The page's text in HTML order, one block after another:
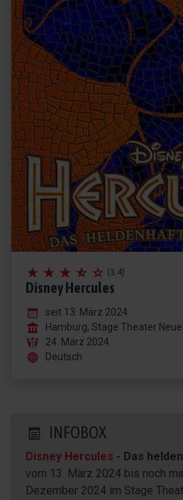
INFOBOX
Disney Hercules - Das
vom 13. März 2024 bis noch
Dezember 2024 im Stage
(3.4)
Disney Hercules
seit 13. März 2024
Hamburg, Stage Theater Neue
24. März 2024
Deutsch